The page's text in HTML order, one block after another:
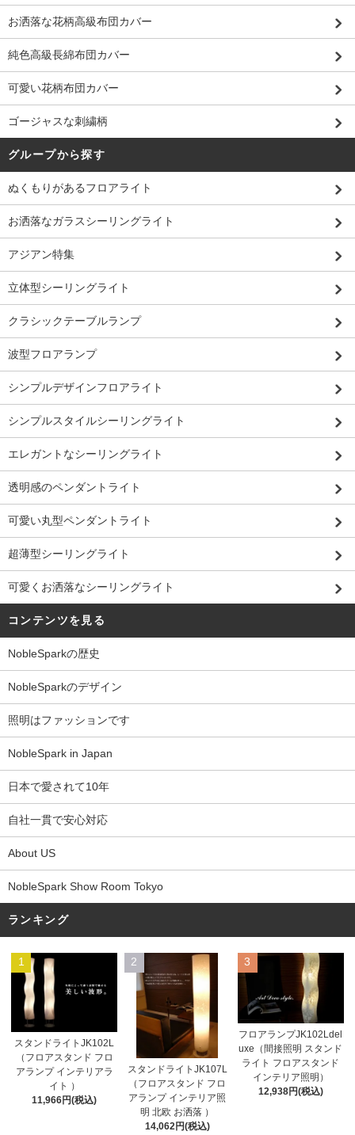
お洒落な花柄高級布団カバー
純色高級長綿布団カバー
可愛い花柄布団カバー
ゴージャスな刺繍柄
グループから探す
ぬくもりがあるフロアライト
お洒落なガラスシーリングライト
アジアン特集
立体型シーリングライト
クラシックテーブルランプ
波型フロアランプ
シンプルデザインフロアライト
シンプルスタイルシーリングライト
エレガントなシーリングライト
透明感のペンダントライト
可愛い丸型ペンダントライト
超薄型シーリングライト
可愛くお洒落なシーリングライト
コンテンツを見る
NobleSparkの歴史
NobleSparkのデザイン
照明はファッションです
NobleSpark in Japan
日本で愛されて10年
自社一貫で安心対応
About US
NobleSpark Show Room Tokyo
ランキング
1
スタンドライトJK102L
（フロアスタンド フロ
アランプ インテリアラ
イト ）
11,966円(税込)
2
スタンドライトJK107L
（フロアスタンド フロ
アランプ インテリア照
明 北欧 お洒落 ）
14,062円(税込)
3
フロアランプJK102Ldel
uxe（間接照明 スタンド
ライト フロアスタンド
インテリア照明）
12,938円(税込)